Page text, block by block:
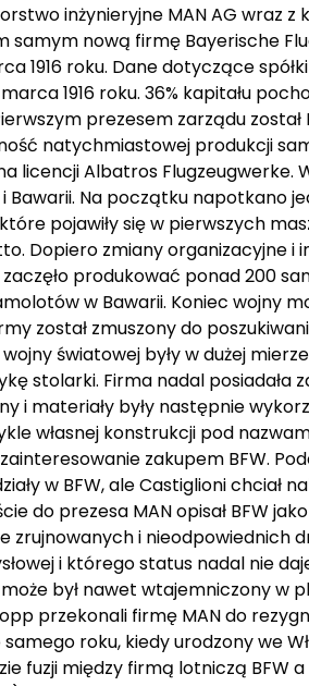
inżynieryjne MAN AG
nową firmę Bayerische
1916 roku. Dane dotyczące
1916 roku. 36% kapitału
prezesem zarządu
natychmiastowej produkcji
licencji Albatros Flugzeugwerke.
Na początku napotkano
pojawiły się w pierwszych
Dopiero zmiany organizacyjne i
produkować ponad 200
w Bawarii. Koniec wojny
został zmuszony do
światowej były w dużej
stolarki. Firma nadal posiadała
i materiały były następnie
własnej konstrukcji pod
zakupem BFW.
w BFW, ale Castiglioni chciał
do prezesa MAN opisał BFW
zrujnowanych i nieodpowiednich
i którego status nadal nie
był nawet wtajemniczony w
przekonali firmę MAN do
roku, kiedy urodzony we
fuzji między firmą lotniczą BFW